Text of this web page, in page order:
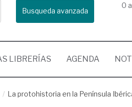
Busqueda avanzada
0
LIBRERÍAS AGENDA
La protohistoria en la Península